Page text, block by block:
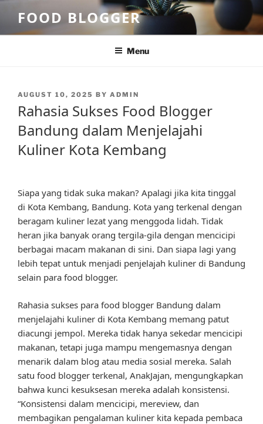
content
FOOD BLOGGER
Menu
POSTED
AUGUST 10, 2025 BY ADMIN
Rahasia Sukses Food Blogger
Bandung dalam Menjelajahi
Kuliner Kota Kembang
Siapa yang tidak suka makan? Apalagi jika kita tinggal
di Kota Kembang, Bandung. Kota yang terkenal dengan
beragam kuliner lezat yang menggoda lidah. Tidak
heran jika banyak orang tergila-gila dengan mencicipi
berbagai macam makanan di sini. Dan siapa lagi yang
lebih tepat untuk menjadi penjelajah kuliner di Bandung
selain para food blogger.
Rahasia sukses para food blogger Bandung dalam
menjelajahi kuliner di Kota Kembang memang patut
diacungi jempol. Mereka tidak hanya sekedar mencicipi
makanan, tetapi juga mampu mengemasnya dengan
menarik dalam blog atau media sosial mereka. Salah
satu food blogger terkenal, AnakJajan, mengungkapkan
bahwa kunci kesuksesan mereka adalah konsistensi.
“Konsistensi dalam mencicipi, mereview, dan
membagikan pengalaman kuliner kita kepada pembaca